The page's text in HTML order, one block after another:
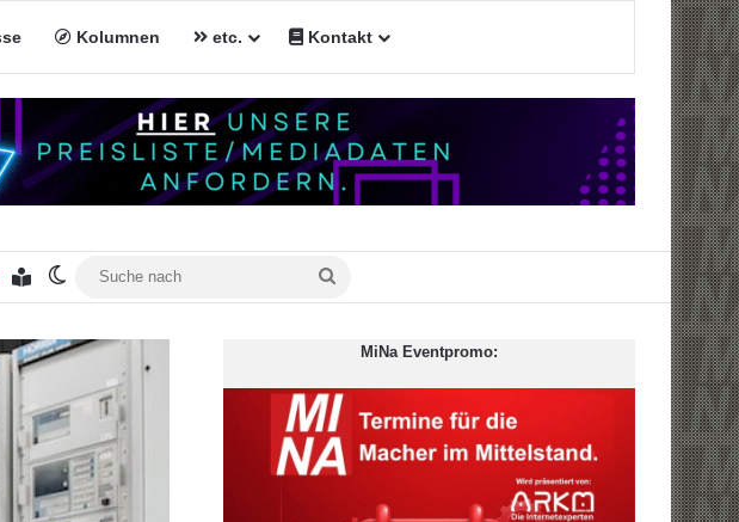
Kolumnen etc. Kontakt
CH
MiNa AT
Inhaltsverzeichnis
Skin umschalten
MiNa Eventpromo: